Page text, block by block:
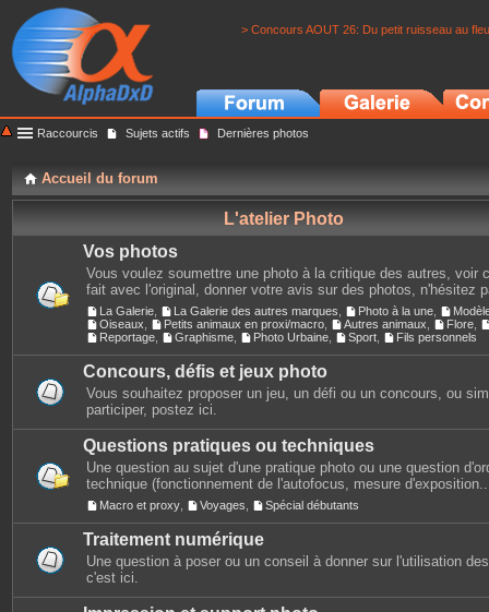
> Concours AOUT 26: Du petit ruisseau au
Raccourcis Sujets actifs Dernières photos
Accueil du forum
L'atelier Photo
Vos photos
Vous voulez soumettre une photo à la critique des autres, voir
fait avec l'original, donner votre avis sur des photos, n'hésitez
La Galerie La Galerie des autres marques Photo à la une
Oiseaux
Petits animaux en proxi/macro Autres animaux Flore
Reportage
Graphisme Photo Urbaine Sport Fils personnels
Concours, défis et jeux photo
Vous souhaitez proposer un jeu, un défi ou un concours, ou
participer, postez ici.
Questions pratiques ou techniques
Une question au sujet d'une pratique photo ou une question
technique (fonctionnement de l'autofocus, mesure
Macro et proxy Voyages Spécial débutants
Traitement numérique
Une question à poser ou un conseil à donner sur l'utilisation
c'est ici.